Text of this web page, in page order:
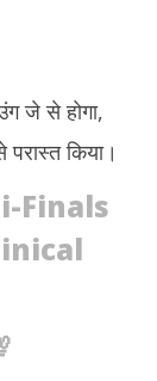
जे से होगा,
परास्त किया।
Finals